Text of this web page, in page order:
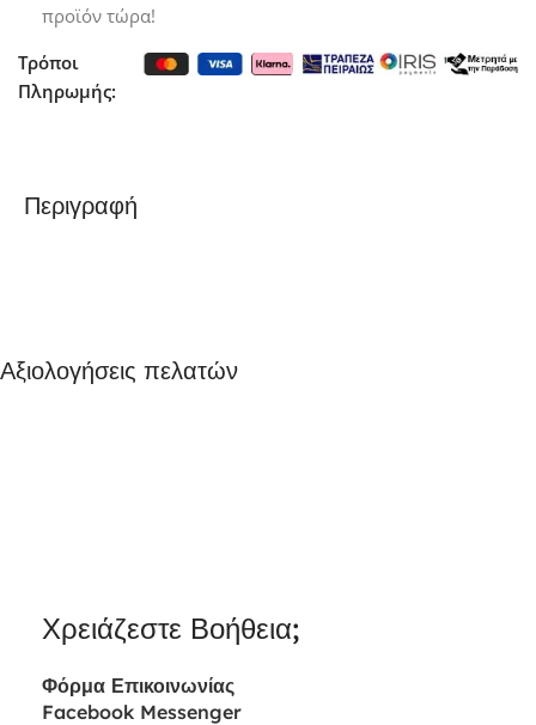
προϊόν τώρα!
Τρόποι
Πληρωμής:
Περιγραφή
Αξιολογήσεις πελατών
Χρειάζεστε Βοήθεια;
Φόρμα Επικοινωνίας
Facebook Messenger